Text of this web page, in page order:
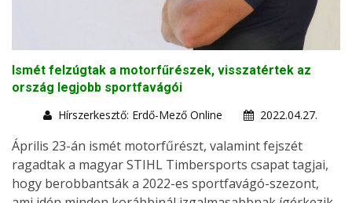
Ismét felzúgtak a motorfűrészek, visszatértek az
ország legjobb sportfavágói
Hírszerkesztő: Erdő-Mező Online
2022.04.27.
Április 23-án ismét motorfűrészt, valamint fejszét
ragadtak a magyar STIHL Timbersports csapat tagjai,
hogy berobbantsák a 2022-es sportfavágó-szezont,